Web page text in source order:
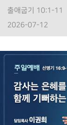
출애굽기 10:1-11
2026-07-12